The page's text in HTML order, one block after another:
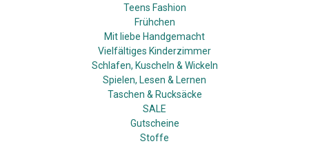
Teens Fashion
Frühchen
Mit liebe Handgemacht
Vielfältiges Kinderzimmer
Schlafen, Kuscheln & Wickeln
Spielen, Lesen & Lernen
Taschen & Rucksäcke
SALE
Gutscheine
Stoffe